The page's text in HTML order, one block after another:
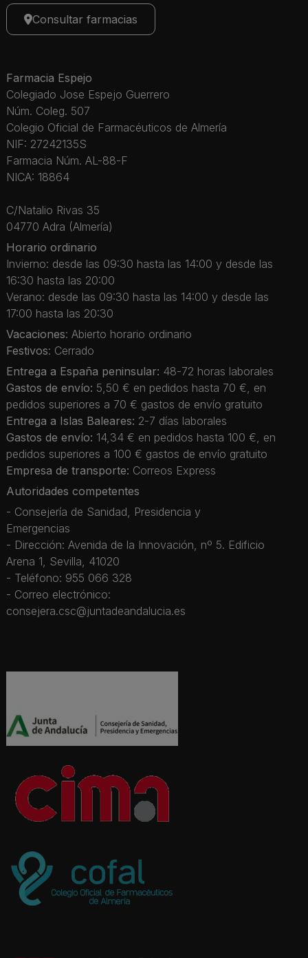
Consultar farmacias
Farmacia Espejo
Colegiado Jose Espejo Guerrero
Núm. Coleg. 507
Colegio Oficial de Farmacéuticos de Almería
NIF: 27242135S
Farmacia Núm. AL-88-F
NICA: 18864
C/Natalio Rivas 35
04770 Adra (Almería)
Horario ordinario
Invierno: desde las 09:30 hasta las 14:00 y desde las
16:30 hasta las 20:00
Verano: desde las 09:30 hasta las 14:00 y desde las
17:00 hasta las 20:30
Vacaciones: Abierto horario ordinario
Festivos: Cerrado
Entrega a España peninsular: 48-72 horas laborales
Gastos de envío: 5,50 € en pedidos hasta 70 €, en
pedidos superiores a 70 € gastos de envío gratuito
Entrega a Islas Baleares: 2-7 días laborales
Gastos de envío: 14,34 € en pedidos hasta 100 €, en
pedidos superiores a 100 € gastos de envío gratuito
Empresa de transporte: Correos Express
Autoridades competentes
- Consejería de Sanidad, Presidencia y
Emergencias
- Dirección: Avenida de la Innovación, nº 5. Edificio
Arena 1, Sevilla, 41020
- Teléfono: 955 066 328
- Correo electrónico:
consejera.csc@juntadeandalucia.es